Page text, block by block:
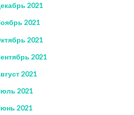
2021
2021
2021
2021
2021
2021
2021